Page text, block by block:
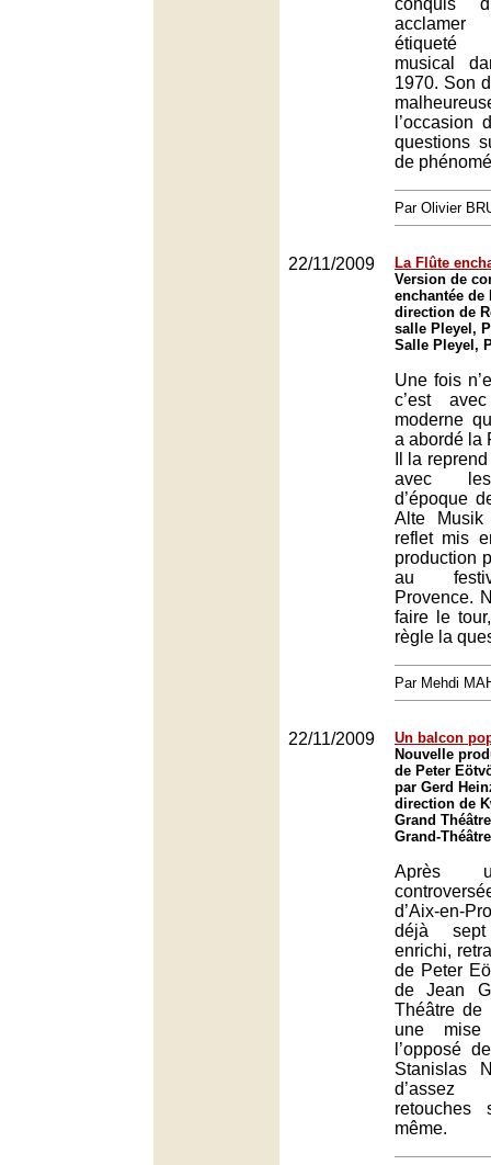
conquis
étiqueté
musical
1970. Son
l’occasion
questions
de
Par Olivier
22/11/2009
La Flûte
Version de
enchantée de
direction de
salle Pleyel,
Salle Pleyel,
Une fois
c’est
moderne
a abordé la
Il la
avec les
d’époque
Alte
reflet mis
production
au
Provence.
faire le
règle la
Par Mehdi
22/11/2009
Un balcon
Nouvelle
de Peter
par Gerd
direction de
Grand
Grand-
Après
d’Aix-en-
déjà
enrichi,
de Peter
de Jean
Théâtre de
une
l’opposé
Stanislas
d’assez
retouches
même.